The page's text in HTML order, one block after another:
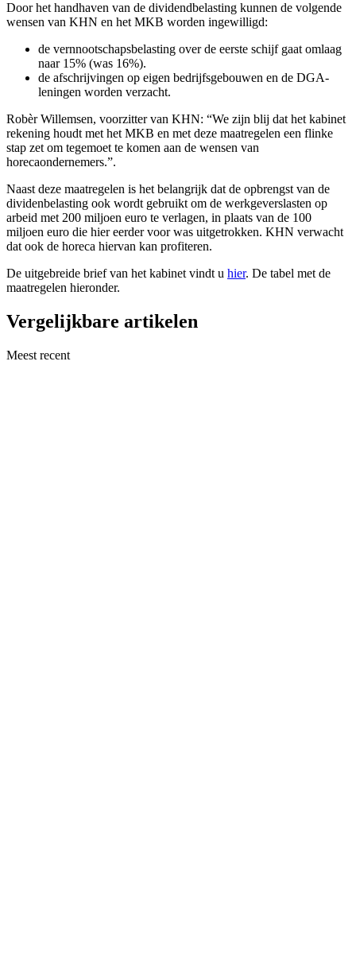
Door het handhaven van de dividendbelasting kunnen de volgende
wensen van KHN en het MKB worden ingewilligd:
de vernnootschapsbelasting over de eerste schijf gaat omlaag
naar 15% (was 16%).
de afschrijvingen op eigen bedrijfsgebouwen en de DGA-
leningen worden verzacht.
Robèr Willemsen, voorzitter van KHN: “We zijn blij dat het kabinet
rekening houdt met het MKB en met deze maatregelen een flinke
stap zet om tegemoet te komen aan de wensen van
horecaondernemers.”.
Naast deze maatregelen is het belangrijk dat de opbrengst van de
dividenbelasting ook wordt gebruikt om de werkgeverslasten op
arbeid met 200 miljoen euro te verlagen, in plaats van de 100
miljoen euro die hier eerder voor was uitgetrokken. KHN verwacht
dat ook de horeca hiervan kan profiteren.
De uitgebreide brief van het kabinet vindt u hier. De tabel met de
maatregelen hieronder.
Vergelijkbare artikelen
Meest recent